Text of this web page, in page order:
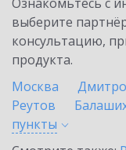
выберите
консультацию,
продукта.
Москва
Реутов
пункты